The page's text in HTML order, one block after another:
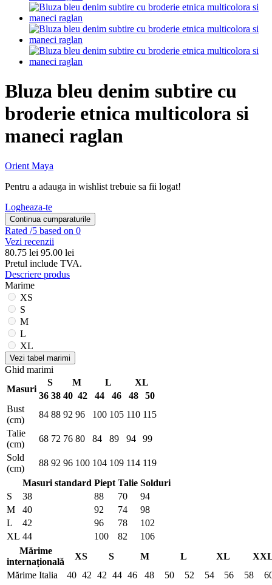
Bluza bleu denim subtire cu
broderie etnica multicolora si
maneci raglan
Orient Maya
Pentru a adauga in wishlist trebuie sa fii logat!
Logheaza-te
Continua cumparaturile
Rated /5 based on 0
Vezi recenzii
80.75 lei 95.00 lei
Pretul include TVA.
Descriere produs
Marime
XS
S
M
L
XL
Vezi tabel marimi
Ghid marimi
Masuri
S M L
XL
36 38 40 42 44 46 48
50
Bust
(cm)
84 88 92 96 100 105 110 115
Talie
(cm)
68 72 76 80 84 89 94
99
Sold
(cm)
88 92 96 100 104 109 114 119
Masuri standard Piept Talie Solduri
S
38 88 70
94
M
40 92 74
98
L
42 96 78
102
XL 44 100 82
106
Mărime
internațională
XS S M L XL
Mărime Italia
40 42 42 44 46 48 50 52 54 56 58